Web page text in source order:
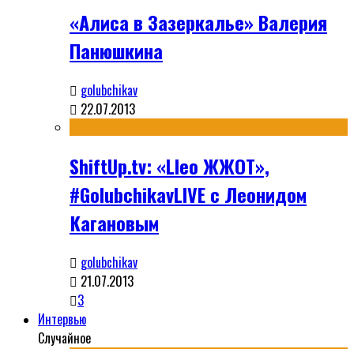
«Алиса в Зазеркалье» Валерия
Панюшкина
golubchikav
22.07.2013
ShiftUp.tv: «Lleo ЖЖОТ»,
#GolubchikavLIVE с Леонидом
Кагановым
golubchikav
21.07.2013
3
Интервью
Случайное